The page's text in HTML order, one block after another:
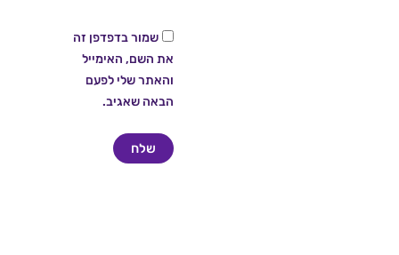
שמור בדפדפן זה
את השם, האימייל
והאתר שלי לפעם
הבאה שאגיב.